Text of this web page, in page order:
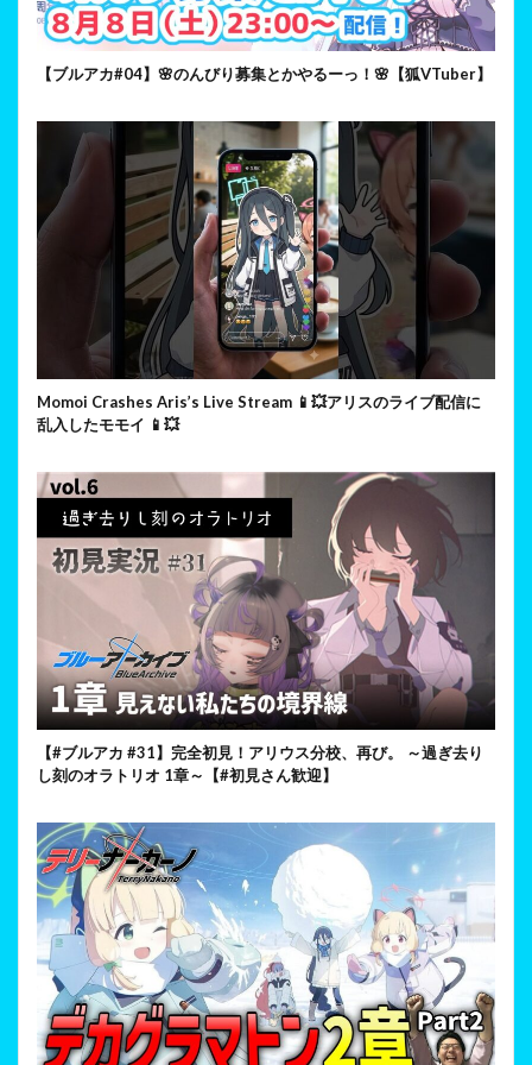
【ブルアカ#04】🌸のんびり募集とかやるーっ！🌸【狐VTuber】
Momoi Crashes Aris’s Live Stream 📱💥アリスのライブ配信に
乱入したモモイ 📱💥
【#ブルアカ #31】完全初見！アリウス分校、再び。 ～過ぎ去り
し刻のオラトリオ 1章～【#初見さん歓迎】